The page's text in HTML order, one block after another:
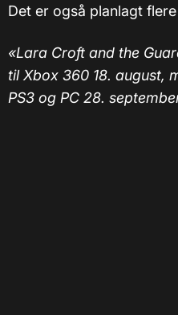
Det er også planlagt
«Lara Croft and the
til Xbox 360 18. august,
PS3 og PC 28.